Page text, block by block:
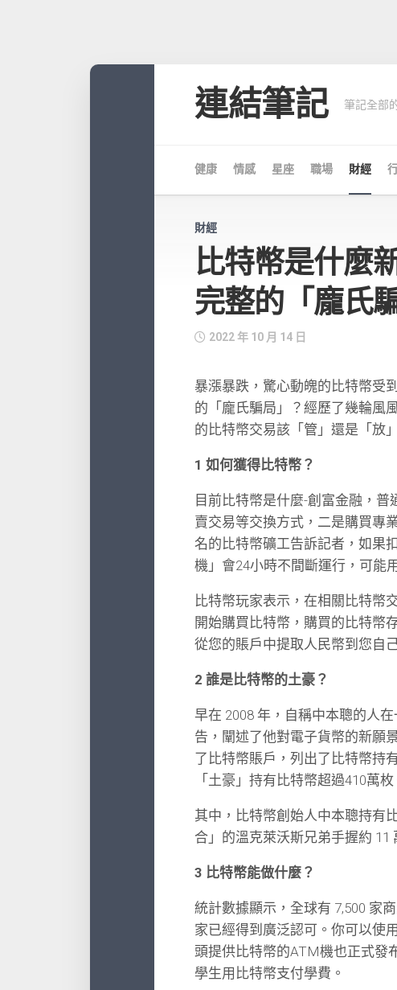
連結筆記 筆記全部
健康 情感 星座 職場 財經
財經
比特幣是什麼
完整的「龐氏
2022 年 10 月 14 日
暴漲暴跌，驚心動魄的比特幣受
的「龐氏騙局」？經歷了幾輪風
的比特幣交易該「管」還是「放
1 如何獲得比特幣？
目前比特幣是什麼-創富金融，
賣交易等交換方式，二是購買專
名的比特幣礦工告訴記者，如果
機」會24小時不間斷運行，可能
比特幣玩家表示，在相關比特幣
開始購買比特幣，購買的比特幣
從您的賬戶中提取人民幣到您自
2 誰是比特幣的土豪？
早在 2008 年，自稱中本聰的人
告，闡述了他對電子貨幣的新願
了比特幣賬戶，列出了比特幣持
「土豪」持有比特幣超過410萬
其中，比特幣創始人中本聰持有
合」的溫克萊沃斯兄弟手握約 11
3 比特幣能做什麼？
統計數據顯示，全球有 7,500 家
家已經得到廣泛認可。你可以使
頭提供比特幣的ATM機也正式發
學生用比特幣支付學費。